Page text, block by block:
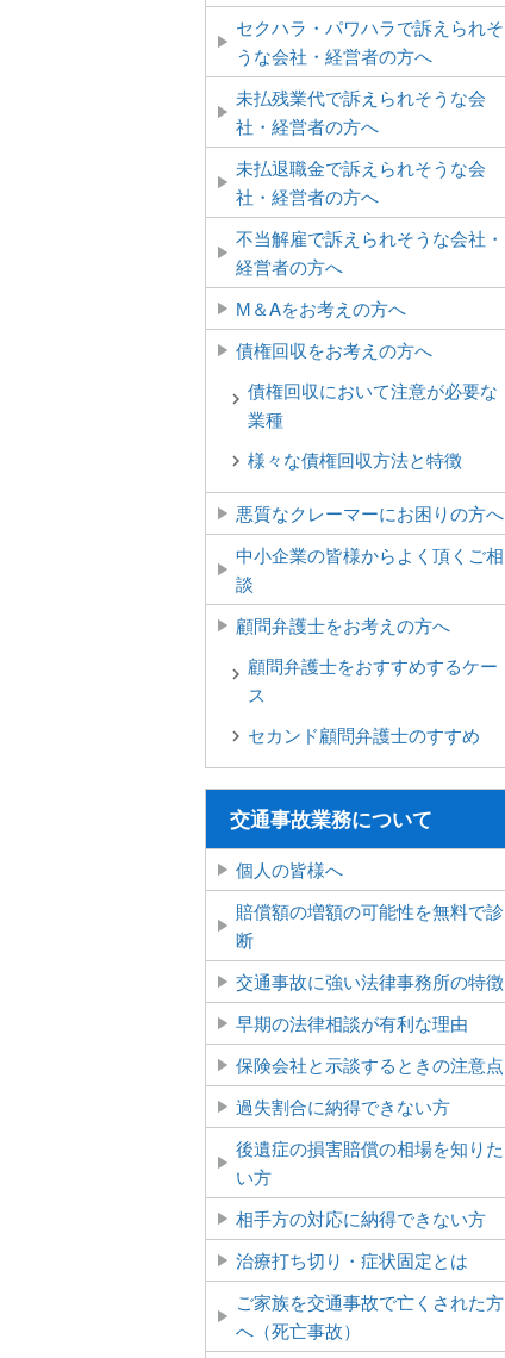
セクハラ・パワハラで訴えられそ
うな会社・経営者の方へ
未払残業代で訴えられそうな会
社・経営者の方へ
未払退職金で訴えられそうな会
社・経営者の方へ
不当解雇で訴えられそうな会社・
経営者の方へ
М＆Aをお考えの方へ
債権回収をお考えの方へ
債権回収において注意が必要な
業種
様々な債権回収方法と特徴
悪質なクレーマーにお困りの方へ
中小企業の皆様からよく頂くご相
談
顧問弁護士をお考えの方へ
顧問弁護士をおすすめするケー
ス
セカンド顧問弁護士のすすめ
交通事故業務について
個人の皆様へ
賠償額の増額の可能性を無料で診
断
交通事故に強い法律事務所の特徴
早期の法律相談が有利な理由
保険会社と示談するときの注意点
過失割合に納得できない方
後遺症の損害賠償の相場を知りた
い方
相手方の対応に納得できない方
治療打ち切り・症状固定とは
ご家族を交通事故で亡くされた方
へ（死亡事故）